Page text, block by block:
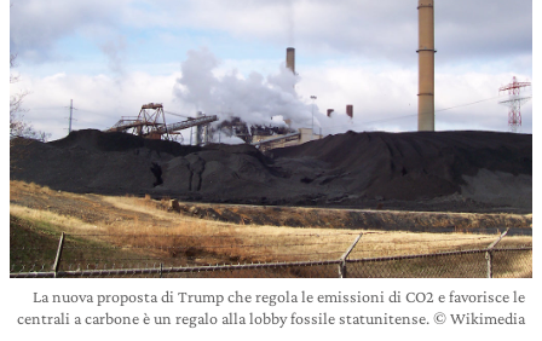
La nuova proposta di Trump che regola le emissioni di CO2 e favorisce le
centrali a carbone è un regalo alla lobby fossile statunitense. © Wikimedia